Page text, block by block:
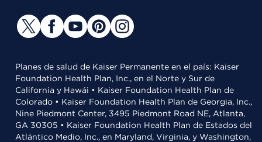
Planes de salud de Kaiser Permanente en el país: Kaiser
Foundation Health Plan, Inc., en el Norte y Sur de
California y Hawái • Kaiser Foundation Health Plan de
Colorado • Kaiser Foundation Health Plan de Georgia, Inc.,
Nine Piedmont Center, 3495 Piedmont Road NE, Atlanta,
GA 30305 • Kaiser Foundation Health Plan de Estados del
Atlántico Medio, Inc., en Maryland, Virginia, y Washington,